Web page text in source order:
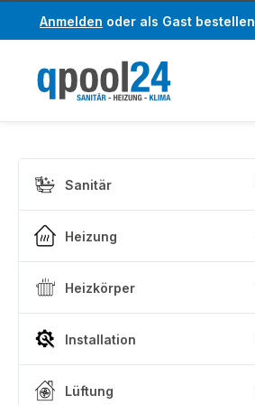
Hauptinhalt springen
Zur Suche springen
Anmelden oder als Gast bestellen
Sanitär
Heizung
Heizkörper
Installation
Lüftung